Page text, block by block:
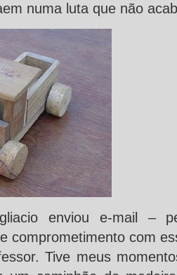
numa luta que não
enviou e-mail –
comprometimento com
Tive meus